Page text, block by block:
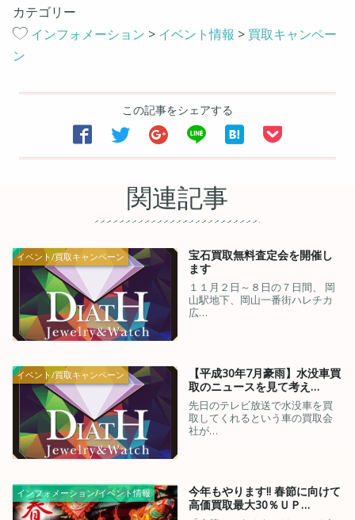
カテゴリー
インフォメーション > イベント情報 > 買取キャンペー
ン
この記事をシェアする
     
関連記事
イベント/買取キャンペーン
宝石買取無料査定会を開催し
ます
１１月２日～８日の７日間、 岡
山駅地下、岡山一番街ハレチカ
広…
イベント/買取キャンペーン
【平成30年7月豪雨】水没車買
取のニュースを見て考え…
先日のテレビ放送で水没車を買
取してくれるという車の買取会
社が…
インフォメーション/イベント情報
今年もやります!! 春節に向けて
高価買取最大30％ＵＰ…